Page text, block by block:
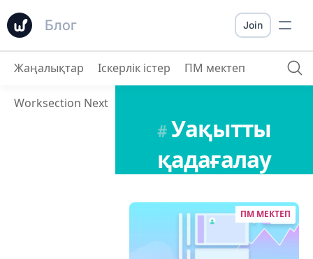
Блог Join
Жаңалықтар Іскерлік істер ПМ мектеп
Worksection Next
#Уақытты
қадағалау
ПМ МЕКТЕП